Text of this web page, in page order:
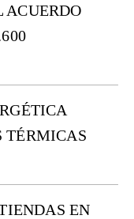
ACUERDO
TÉRMICAS
EN